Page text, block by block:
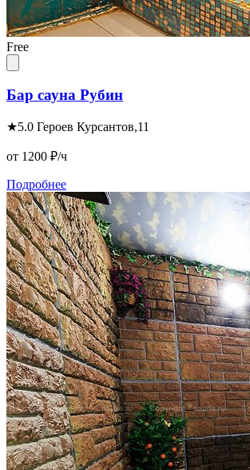
Free
Бар сауна Рубин
★5.0 Героев Курсантов,11
от 1200 ₽/ч
Подробнее